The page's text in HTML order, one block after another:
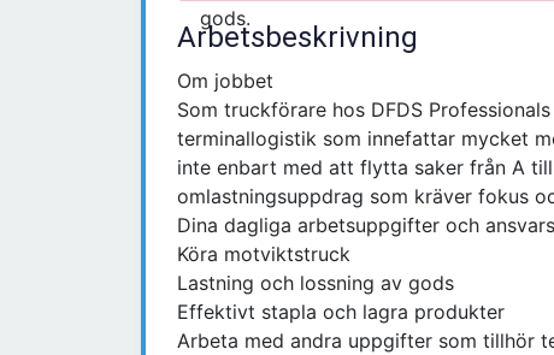
Arbetsbeskrivning
Om jobbet
Som truckförare hos DFDS
terminallogistik som innefattar mycket
inte enbart med att flytta saker från A
omlastningsuppdrag som kräver fokus
Dina dagliga arbetsuppgifter och
Köra motviktstruck
Lastning och lossning av gods
Effektivt stapla och lagra produkter
Arbeta med andra uppgifter som tillhör